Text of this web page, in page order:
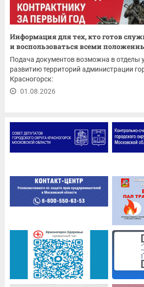
Информация для тех, кто готов
и воспользоваться всеми
Подача документов возможна в отделы
развитию территорий администрации
Красногорск:
01.08.2026